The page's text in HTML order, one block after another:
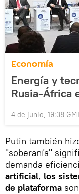
Economía
Energía y
Rusia-África
4 de junio, 19:38
Putin también
"soberanía"
demanda
artificial, los
de plataforma